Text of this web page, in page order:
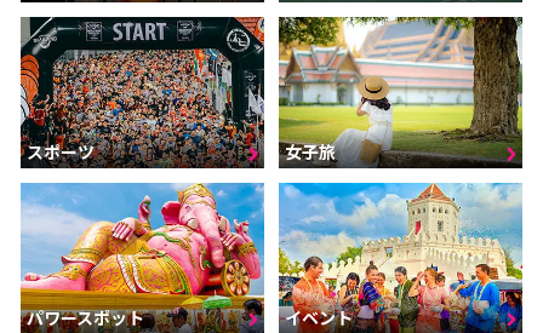
スポーツ 女子旅
パワースポット イベント